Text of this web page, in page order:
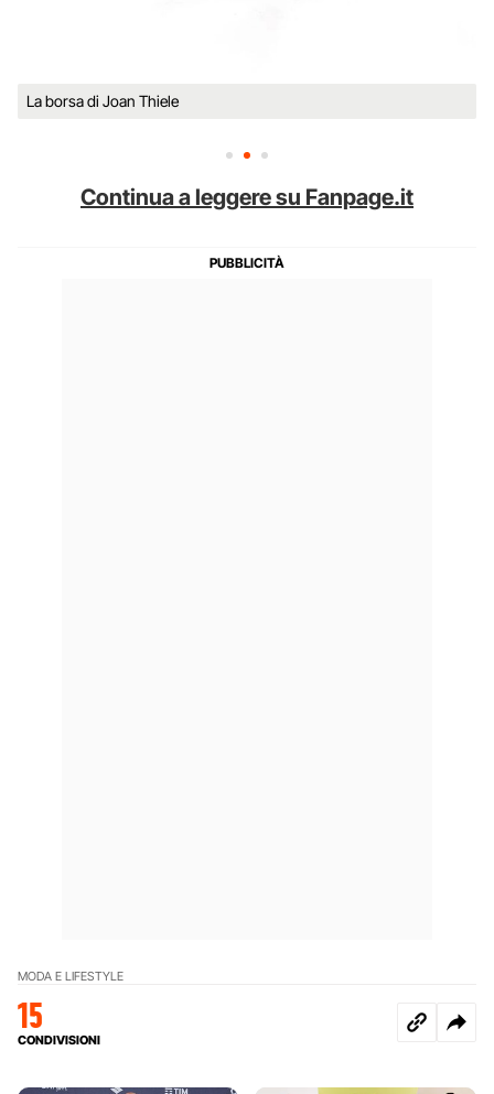
La borsa di Joan Thiele
Continua a leggere su Fanpage.it
MODA E LIFESTYLE
15
CONDIVISIONI